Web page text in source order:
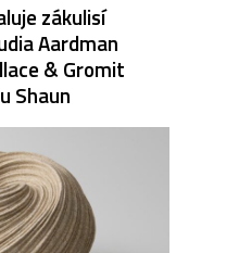
zákulisí
Aardman
& Gromit
Shaun